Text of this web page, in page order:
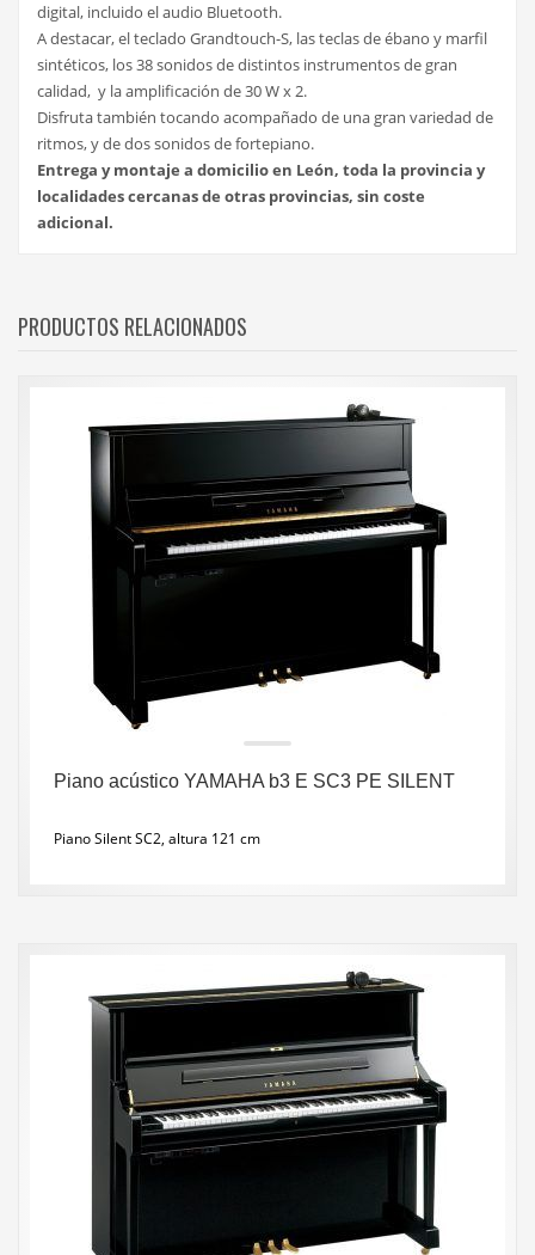
digital, incluido el audio Bluetooth.
A destacar, el teclado Grandtouch-S, las teclas de ébano y marfil
sintéticos, los 38 sonidos de distintos instrumentos de gran
calidad, y la amplificación de 30 W x 2.
Disfruta también tocando acompañado de una gran variedad de
ritmos, y de dos sonidos de fortepiano.
Entrega y montaje a domicilio en León, toda la provincia y
localidades cercanas de otras provincias, sin coste
adicional.
PRODUCTOS RELACIONADOS
Piano acústico YAMAHA b3 E SC3 PE SILENT
Piano Silent SC2, altura 121 cm